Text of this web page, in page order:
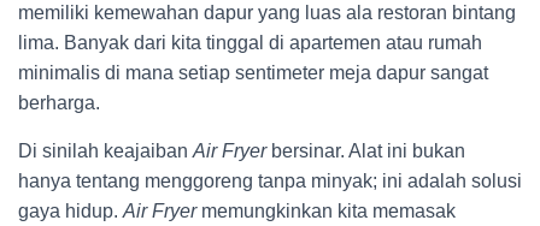
memiliki kemewahan dapur yang luas ala restoran bintang
lima. Banyak dari kita tinggal di apartemen atau rumah
minimalis di mana setiap sentimeter meja dapur sangat
berharga.
Di sinilah keajaiban Air Fryerbersinar. Alat ini bukan
hanya tentang menggoreng tanpa minyak; ini adalah solusi
gaya hidup. Air Fryermemungkinkan kita memasak